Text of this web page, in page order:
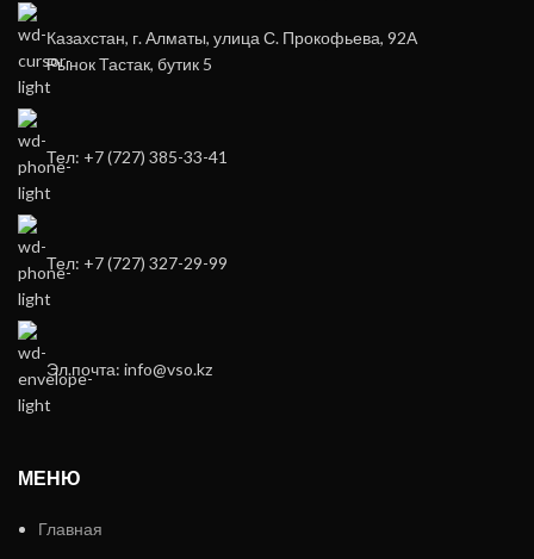
Казахстан, г. Алматы, улица С. Прокофьева, 92А
Рынок Тастак, бутик 5
Тел: +7 (727) 385-33-41
Тел: +7 (727) 327-29-99
Эл.почта: info@vso.kz
МЕНЮ
Главная